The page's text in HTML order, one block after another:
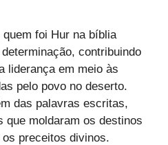
foi Hur na bíblia
contribuindo
liderança em meio às
pelo povo no deserto.
das palavras escritas,
que moldaram os destinos
preceitos divinos.